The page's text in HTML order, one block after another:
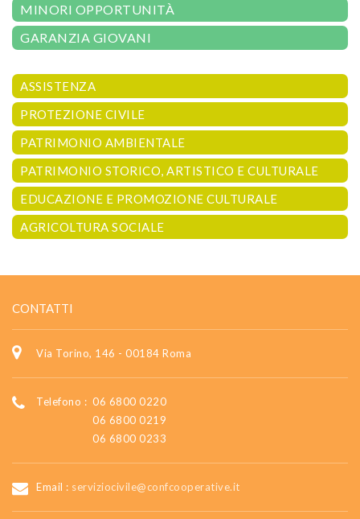
MINORI OPPORTUNITÀ
GARANZIA GIOVANI
ASSISTENZA
PROTEZIONE CIVILE
PATRIMONIO AMBIENTALE
PATRIMONIO STORICO, ARTISTICO E CULTURALE
EDUCAZIONE E PROMOZIONE CULTURALE
AGRICOLTURA SOCIALE
CONTATTI
Via Torino, 146 - 00184 Roma
Telefono : 06 6800 0220
06 6800 0219
06 6800 0233
Email : serviziocivile@confcooperative.it